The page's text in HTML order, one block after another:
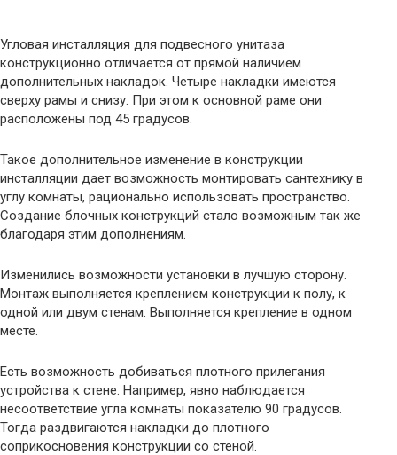
Угловая инсталляция для подвесного унитаза
конструкционно отличается от прямой наличием
дополнительных накладок. Четыре накладки имеются
сверху рамы и снизу. При этом к основной раме они
расположены под 45 градусов.
Такое дополнительное изменение в конструкции
инсталляции дает возможность монтировать сантехнику в
углу комнаты, рационально использовать пространство.
Создание блочных конструкций стало возможным так же
благодаря этим дополнениям.
Изменились возможности установки в лучшую сторону.
Монтаж выполняется креплением конструкции к полу, к
одной или двум стенам. Выполняется крепление в одном
месте.
Есть возможность добиваться плотного прилегания
устройства к стене. Например, явно наблюдается
несоответствие угла комнаты показателю 90 градусов.
Тогда раздвигаются накладки до плотного
соприкосновения конструкции со стеной.